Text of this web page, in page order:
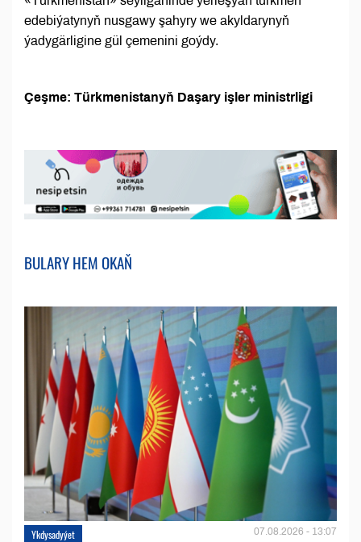
edebiýatynyň nusgawy şahyry we akyldarynyň
ýadygärligine gül çemenini goýdy.
Çeşme: Türkmenistanyň Daşary işler ministrligi
BULARY HEM OKAŇ
Ykdysadyýet 07.08.2026 - 13:07